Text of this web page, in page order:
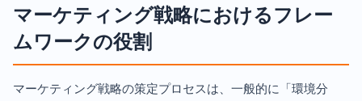
マーケティング戦略におけるフレー
ムワークの役割
マーケティング戦略の策定プロセスは、一般的に「環境分